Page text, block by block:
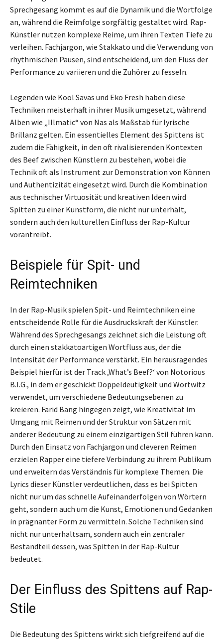
Sprechgesang kommt es auf die Dynamik und die Wortfolge
an, während die Reimfolge sorgfältig gestaltet wird. Rap-
Künstler nutzen komplexe Reime, um ihren Texten Tiefe zu
verleihen. Fachjargon, wie Stakkato und die Verwendung von
rhythmischen Pausen, sind entscheidend, um den Fluss der
Performance zu variieren und die Zuhörer zu fesseln.
Legenden wie Kool Savas und Eko Fresh haben diese
Techniken meisterhaft in ihrer Musik umgesetzt, während
Alben wie „Illmatic“ von Nas als Maßstab für lyrische
Brillanz gelten. Ein essentielles Element des Spittens ist
zudem die Fähigkeit, in den oft rivalisierenden Kontexten
des Beef zwischen Künstlern zu bestehen, wobei die
Technik oft als Instrument zur Demonstration von Können
und Authentizität eingesetzt wird. Durch die Kombination
aus technischer Virtuosität und kreativen Ideen wird
Spitten zu einer Kunstform, die nicht nur unterhält,
sondern auch den kulturellen Einfluss der Rap-Kultur
vorantreibt.
Beispiele für Spit- und
Reimtechniken
In der Rap-Musik spielen Spit- und Reimtechniken eine
entscheidende Rolle für die Ausdruckskraft der Künstler.
Während des Sprechgesangs zeichnet sich die Leistung oft
durch einen stakkatoartigen Wortfluss aus, der die
Intensität der Performance verstärkt. Ein herausragendes
Beispiel hierfür ist der Track ‚What’s Beef?‘ von Notorious
B.I.G., in dem er geschickt Doppeldeutigkeit und Wortwitz
verwendet, um verschiedene Bedeutungsebenen zu
kreieren. Farid Bang hingegen zeigt, wie Kreativität im
Umgang mit Reimen und der Struktur von Sätzen mit
anderer Bedeutung zu einem einzigartigen Stil führen kann.
Durch den Einsatz von Fachjargon und cleveren Reimen
erzielen Rapper eine tiefere Verbindung zu ihrem Publikum
und erweitern das Verständnis für komplexe Themen. Die
Lyrics dieser Künstler verdeutlichen, dass es bei Spitten
nicht nur um das schnelle Aufeinanderfolgen von Wörtern
geht, sondern auch um die Kunst, Emotionen und Gedanken
in prägnanter Form zu vermitteln. Solche Techniken sind
nicht nur unterhaltsam, sondern auch ein zentraler
Bestandteil dessen, was Spitten in der Rap-Kultur
bedeutet.
Der Einfluss des Spittens auf Rap-
Stile
Die Bedeutung des Spittens wirkt sich tiefgreifend auf die